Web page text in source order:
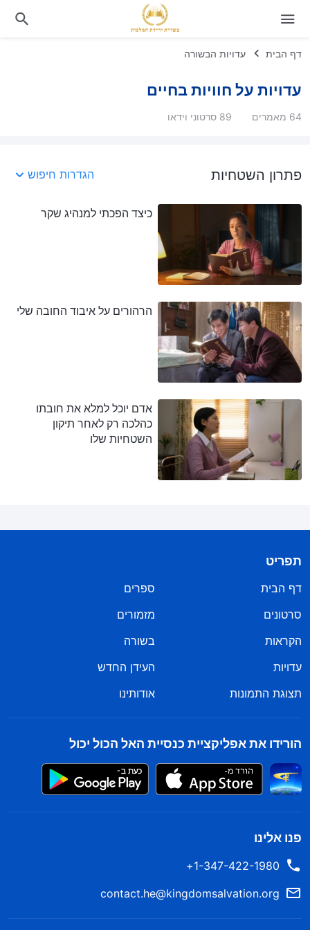
דף הבית עדויות הבשורה
עדויות על חוויות בחיים
64 מאמרים 89 סרטוני וידאו
פתרון השטחיות הגדרות חיפוש
כיצד הפכתי למנהיג שקר
הרהורים על איבוד החובה שלי
אדם יוכל למלא את חובתו
כהלכה רק לאחר תיקון
השטחיות שלו
תפריט
דף הבית
ספרים
סרטונים
מזמורים
הקראות
בשורה
עדויות
העידן החדש
תצוגת התמונות
אודותינו
הורידו את אפליקציית כנסיית האל הכול יכול
פנו אלינו
1-347-422-1980+
contact.he@kingdomsalvation.org